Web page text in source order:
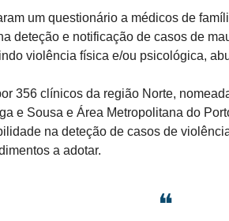
um questionário a médicos de
deteção e notificação de casos de
violência física e/ou psicológica,
356 clínicos da região Norte,
e Sousa e Área Metropolitana do
na deteção de casos de
a adotar.
❝